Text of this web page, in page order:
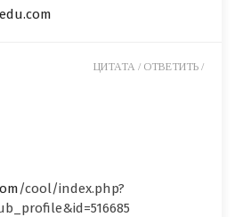
/cool/index.php?
ЦИТАТА / ОТВЕТИТЬ /